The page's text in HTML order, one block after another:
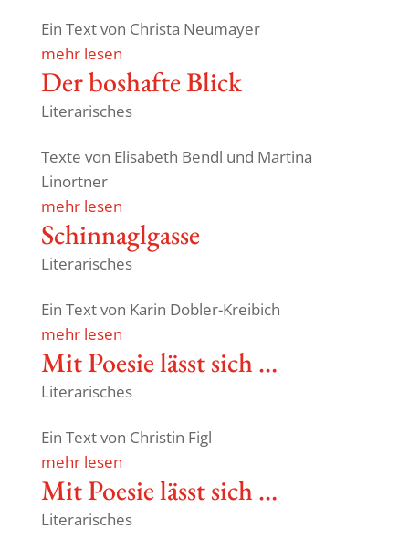
Ein Text von Christa Neumayer
mehr lesen
Der boshafte Blick
Literarisches
Texte von Elisa­beth Bendl und Martina
Linortner
mehr lesen
Schin­na­gl­gasse
Literarisches
Ein Text von Karin Dobler-Kreibich
mehr lesen
Mit Poesie lässt sich …
Literarisches
Ein Text von Christin Figl
mehr lesen
Mit Poesie lässt sich …
Literarisches